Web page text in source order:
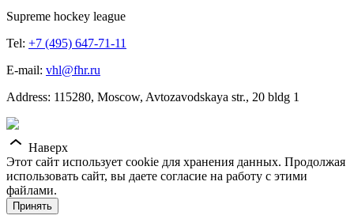
Supreme hockey league
Tel: +7 (495) 647-71-11
E-mail: vhl@fhr.ru
Address: 115280, Moscow, Avtozavodskaya str., 20 bldg 1
Наверх
Этот сайт использует cookie для хранения данных. Продолжая
использовать сайт, вы даете согласие на работу с этими
файлами.
Принять